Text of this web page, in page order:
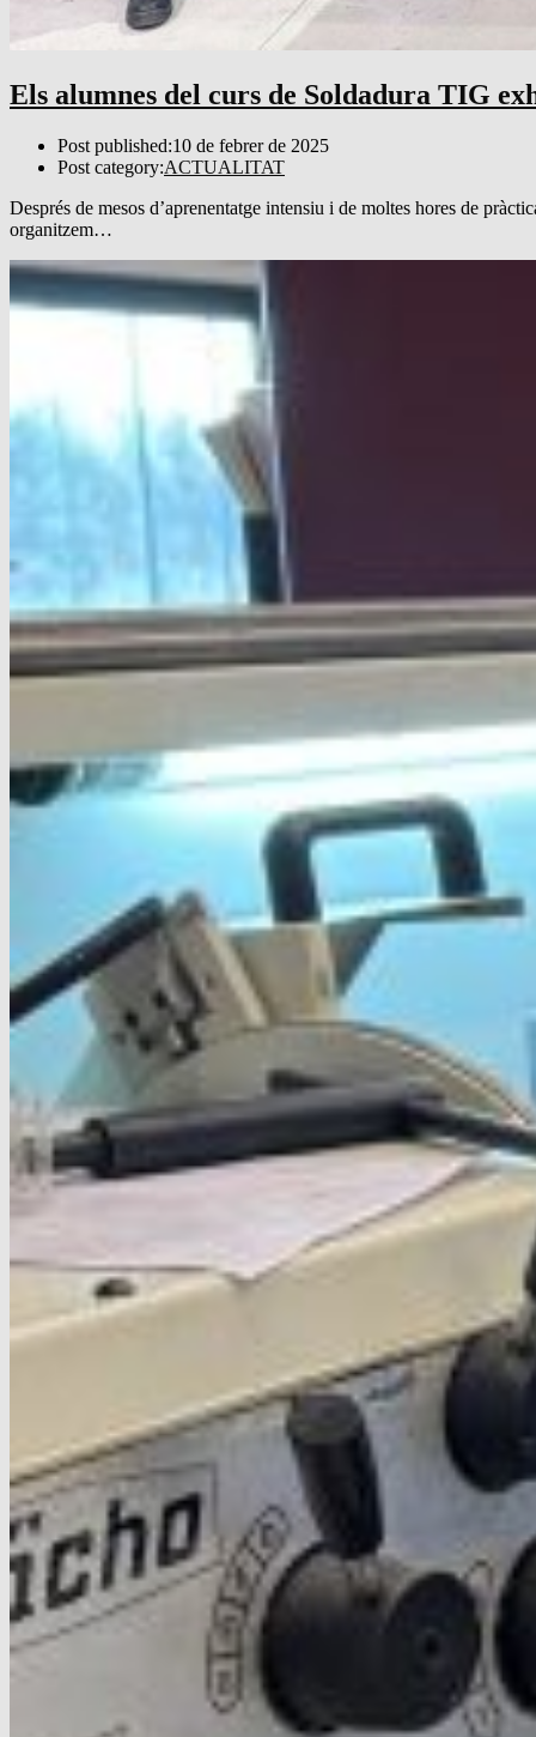
Els alumnes del curs de Soldadura TIG
Post published:10 de febrer de 2025
Post category:ACTUALITAT
Després de mesos d’aprenentatge intensiu i de moltes hores de
organitzem…